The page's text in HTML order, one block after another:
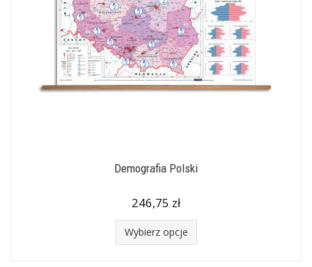
Demografia Polski
246,75 zł
Wybierz opcje